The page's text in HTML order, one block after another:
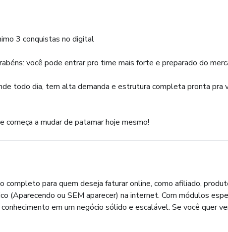
3 conquistas no digital
você pode entrar pro time mais forte e preparado do
todo dia, tem alta demanda e estrutura completa pronta pra
a mudar de patamar hoje mesmo!
para quem deseja faturar online, como afiliado,
(Aparecendo ou SEM aparecer) na internet. Com módulos
em um negócio sólido e escalável. Se você quer